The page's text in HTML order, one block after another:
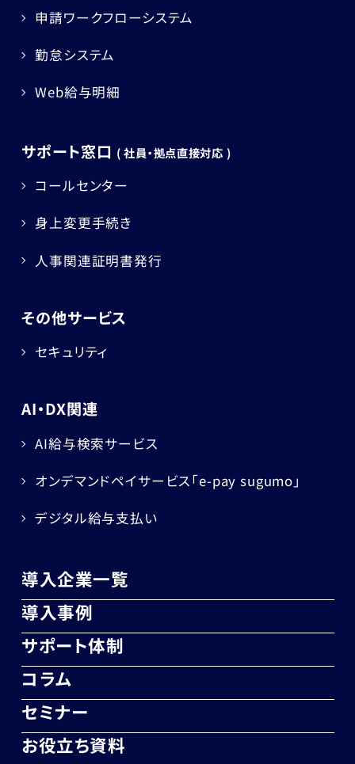
申請ワークフローシステム
勤怠システム
Web給与明細
サポート窓口 ( 社員・拠点直接対応 )
コールセンター
身上変更手続き
人事関連証明書発行
その他サービス
セキュリティ
AI・DX関連
AI給与検索サービス
オンデマンドペイサービス「e-pay sugumo」
デジタル給与支払い
導入企業一覧
導入事例
サポート体制
コラム
セミナー
お役立ち資料